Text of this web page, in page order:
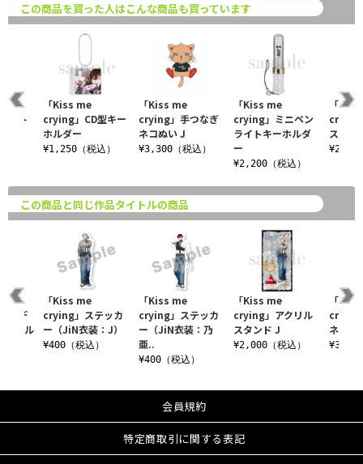
この商品を買った人はこんな商品も買っています
「Kiss me
crying」手つなぎ
ネコぬい J
¥3,300（税込）
「Kiss me
crying」ミニペン
ライトキーホルダ
ー
¥2,200（税込）
「
crying
スタン
¥2,000
イト
「Kiss me
crying」CD型キー
ホルダー
¥1,250（税込）
この商品と同じ作品タイトルの商品
「Kiss me
crying」ステッカ
ー（JiN衣装：乃
亜..
¥400（税込）
「Kiss me
crying」アクリル
スタンド J
¥2,000（税込）
「
crying
ネコぬ
¥3,300
ーデ
クリル
「Kiss me
crying」ステッカ
ー（JiN衣装：J）
¥400（税込）
会員規約
特定商取引に関する表記